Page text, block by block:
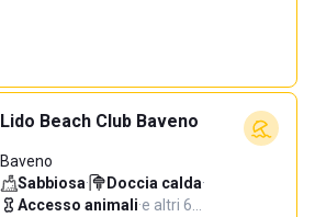
Lido Beach Club Baveno
Baveno
Sabbiosa· Doccia calda·
Accesso animali·e altri 6…